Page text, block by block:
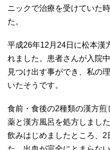
ニックで治療を受けていた
た。
平成26年12月24日に松本漢
れました。患者さんが入院
見つけ出す事ができ、私の
いたそうです。
食前・食後の2種類の漢方
薬と漢方風呂を処方しまし
飲みはじめましたところ、